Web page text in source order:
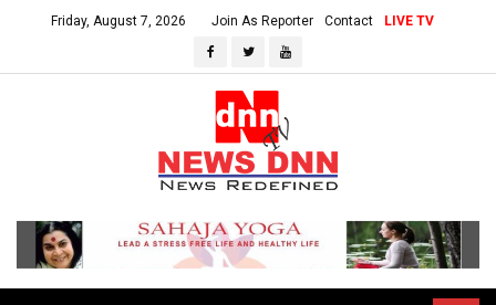
Friday, August 7, 2026 Join As Reporter Contact LIVE TV